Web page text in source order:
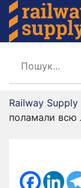
Railway Supply
поламали всю